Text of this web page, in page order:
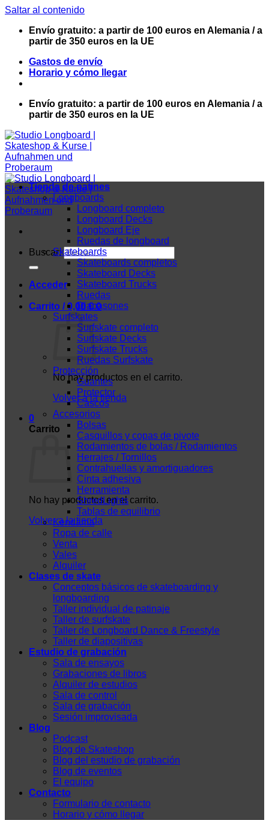
Saltar al contenido
Envío gratuito: a partir de 100 euros en Alemania / a
partir de 350 euros en la UE
Gastos de envío
Horario y cómo llegar
Envío gratuito: a partir de 100 euros en Alemania / a
partir de 350 euros en la UE
Buscar:
Acceder
Carrito /0,00€ 0
No hay productos en el carrito.
Volver a la tienda
0
Carrito
No hay productos en el carrito.
Volver a la tienda
Tienda de patines
Longboards
Longboard completo
Longboard Decks
Longboard Eje
Ruedas de longboard
Skateboards
Skateboards completos
Skateboard Decks
Skateboard Trucks
Ruedas
Diapasones
Surfskates
Surfskate completo
Surfskate Decks
Surfskate Trucks
Ruedas Surfskate
Protección
Guantes
Protector
Cascos
Accesorios
Bolsas
Casquillos y copas de pivote
Rodamientos de bolas / Rodamientos
Herrajes / Tornillos
Contrahuellas y amortiguadores
Cinta adhesiva
Herramienta
ShredLights
Tablas de equilibrio
Kendama
Ropa de calle
Venta
Vales
Alquiler
Clases de skate
Conceptos básicos de skateboarding y
longboarding
Taller individual de patinaje
Taller de surfskate
Taller de Longboard Dance & Freestyle
Taller de diapositivas
Estudio de grabación
Sala de ensayos
Grabaciones de libros
Alquiler de estudios
Sala de control
Sala de grabación
Sesión improvisada
Blog
Podcast
Blog de Skateshop
Blog del estudio de grabación
Blog de eventos
El equipo
Contacto
Formulario de contacto
Horario y cómo llegar